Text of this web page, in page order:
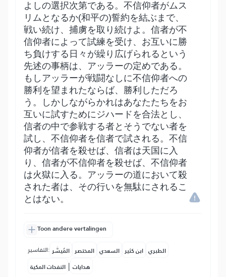
よしの選択次第である。不信仰者がムス
リムとなるか(和平の)誓約を結ぶまで、
戦い続け、捕虜を取り続けよ。信者が不
信仰者によって試練を受け、お互いに勝
ち負けする日々が繰り広げられるという
先述の事柄は、アッラーの定めである。
もしアッラーが戦闘なしに不信仰者への
勝利を望まれたならば、勝利しただろ
う。しかしながらかれはあなたたちをお
互いに試すためにジハードを合法とし、
信者の中で参戦する者とそうでない者を
試し、不信仰者を信者で試される。不信
仰者が信者を殺せば、信者は天国に入
り、信者が不信仰者を殺せば、不信仰者
は火獄に入る。アッラーの道において殺
された者は、その行いを無駄にされるこ
とはない。
Toon andere vertalingen
التفاسير: المُيسَّر المختصر السعدي ابن كثير الطبري
النفحات المكية | هدايات